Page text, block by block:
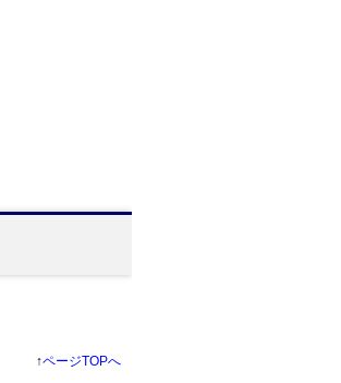
↑ページTOPへ